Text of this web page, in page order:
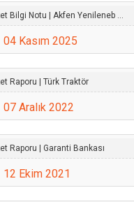
Bilgi Notu | Akfen Yenileneb ...
04 Kasım 2025
Raporu | Türk Traktör
07 Aralık 2022
Raporu | Garanti Bankası
12 Ekim 2021